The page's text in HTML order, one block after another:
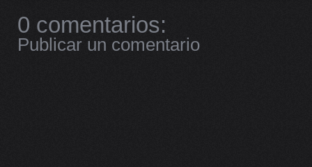
0 comentarios:
Publicar un comentario